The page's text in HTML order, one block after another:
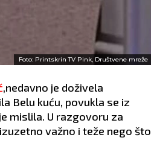
Foto: Printskrin TV Pink, Društvene mreže
,nedavno je doživela
Belu kuću, povukla se iz
mislila. U razgovoru za
važno i teže nego što